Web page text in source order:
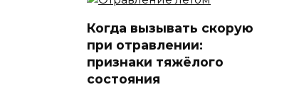
Когда вызывать скорую
при отравлении:
признаки тяжёлого
состояния